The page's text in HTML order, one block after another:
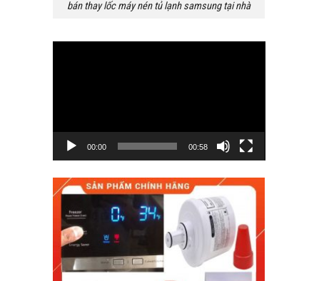
bán thay lốc máy nén tủ lạnh samsung tại nhà
00:00 00:58